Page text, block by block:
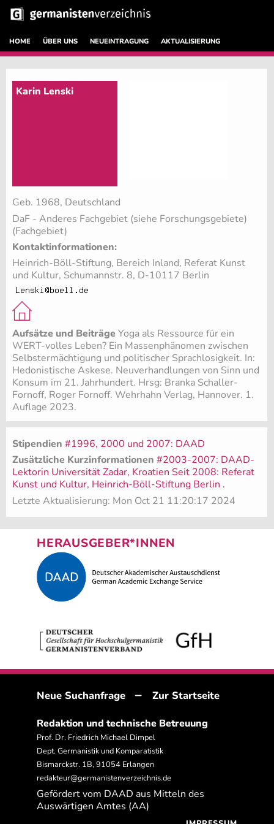
HOME ÜBER UNS NEUEINTRAGUNG AKTUALISIERUNG
Karin Lenski
Geb. 1968, Deutschland
DaF - Anderes Fachgebiet (siehe Forschungsgebiete)
(Fachgebiet)
Kontaktinformationen:
Heinrich-Böll-Stiftung, Bereich Inland, Referat Kunst
und Kultur, Schumannstr. 8, D-10117 Berlin
Aufsätze und BeiträgeYoga als Ressource für ein
WERT-volles Leben? Ein Massenphänomen zwischen
Selbstermächtigung und politischer Sprachlosigkeit. In:
Hedonistische Askese. Neuverhandlungen von Sinn und
Konsum im 21. Jahrhundert. Hrsg: Branka Schaller-
Fornoff, Roger Fornoff. Wehrhahn Verlag, Hannover. 1.
Auflage 2023.
Stipendien #1996, 2000 und 2007: DAAD
Zusätzliche Kurzinformationen #2003-2007: DAAD-
Lektorin Universität Zadar, Kroatien Seit 2008: Referat
Kunst und Kultur, Heinrich-Böll-Stiftung Berlin .
Letzte Aktualisierung: Mon Oct 21 11:20:17 2024
HERAUSGEBER*INNEN
Neue Suchanfrage – Zur Startseite
Redaktion und technische Betreuung
Prof. Dr. Friedrich Michael Dimpel
Dept. Germanistik und Komparatistik
Bismarckstr. 1B, 91054 Erlangen
redakteur@germanistenverzeichnis.de
Gefördert vom DAAD aus Mitteln des
Auswärtigen Amtes (AA)